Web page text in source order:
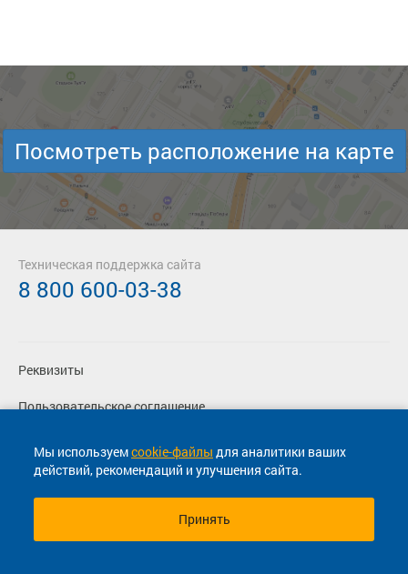
Мы используемcookie-файлы для аналитики ваших
действий, рекомендаций и улучшения сайта.
Принять
Посмотреть расположение на карте
Реквизиты
Пользовательское соглашение
Политика конфиденциальности
Согласие на маркетинговые сообщения
Техническая поддержка сайта
8 800 600-03-38
© 2013-2026, ООО "Капитал"- Онлайн сервис продажи